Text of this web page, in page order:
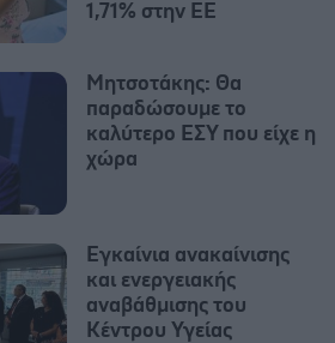
1,71% στην ΕΕ
Μητσοτάκης: Θα
παραδώσουμε το
καλύτερο ΕΣΥ που είχε η
χώρα
Εγκαίνια ανακαίνισης
και ενεργειακής
αναβάθμισης του
Κέντρου Υγείας